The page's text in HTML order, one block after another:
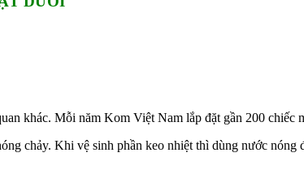
khác. Mỗi năm Kom Việt Nam lắp đặt gần 200 chiếc
chảy. Khi vệ sinh phần keo nhiệt thì dùng nước nóng